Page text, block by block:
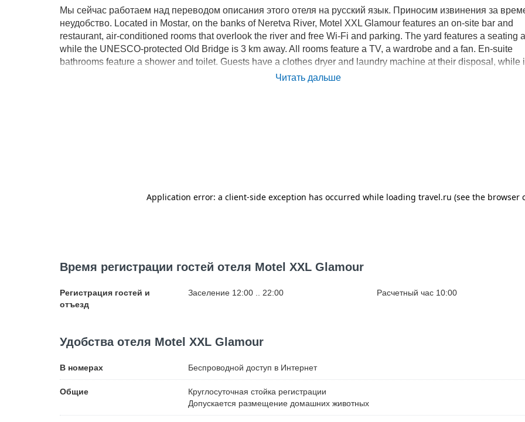
Мы сейчас работаем над переводом описания этого отеля на русский язык. Приносим извинения за
неудобство. Located in Mostar, on the banks of Neretva River, Motel XXL Glamour features an on-site bar and
restaurant, air-conditioned rooms that overlook the river and free Wi-Fi and parking. The yard features a seating
while the UNESCO-protected Old Bridge is 3 km away. All rooms feature a TV, a wardrobe and a fan. En-suite
bathrooms feature a shower and toilet. Guests have a clothes dryer and laundry machine at their disposal, while
service can be arranged for an additional cost. There is a grocery shop 500 metres away, while restaurants, bars
Читать дальше
Время регистрации гостей отеля Motel XXL Glamour
Регистрация гостей и
отъезд
Заселение 12:00 .. 22:00 Расчетный час 10:00
Удобства отеля Motel XXL Glamour
В номерах Беспроводной доступ в Интернет
Общие
Круглосуточная стойка регистрации
Допускается размещение домашних животных